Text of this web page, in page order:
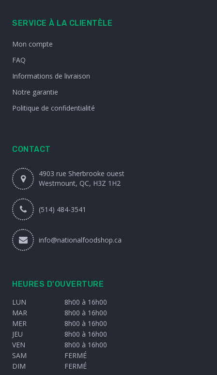
SERVICE À LA CLIENTÈLE
Mon compte
FAQ
Informations de livraison
Notre garantie
Politique de confidentialité
CONTACT
4903 rue Sherbrooke ouest
Westmount, QC, H3Z 1H2
(514) 484-3541
info@nationalfoodshop.ca
HEURES D'OUVERTURE
LUN
8h00 à 16h00
MAR
8h00 à 16h00
MER
8h00 à 16h00
JEU
8h00 à 16h00
VEN
8h00 à 16h00
SAM
FERMÉ
DIM
FERMÉ